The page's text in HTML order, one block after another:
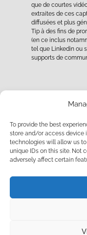
To provide the best
store and/or access device
technologies will allow us
unique IDs on this site. Not
adversely affect certain
que de courtes
extraites de ces
diffusées et plus
Tip à des fins de
(en ce inclus
tel que Linkedin ou
supports de
Partager cet